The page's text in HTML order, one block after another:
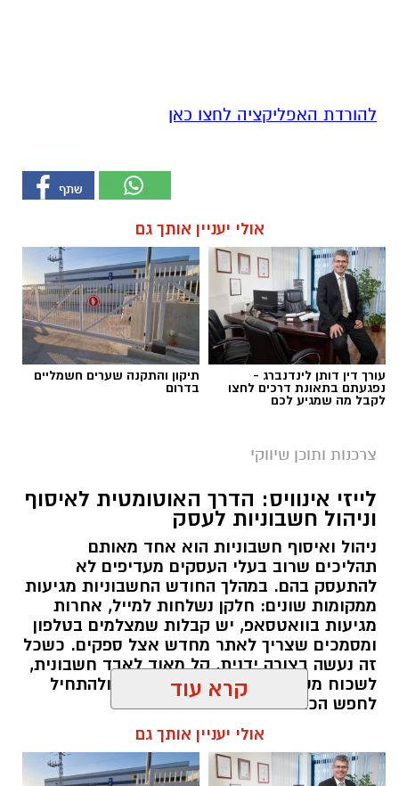
להורדת האפליקציה לחצו כאן
אולי יעניין אותך גם
עורך דין דותן לינדנברג -
נפגעתם בתאונת דרכים לחצו
לקבל מה שמגיע לכם
תיקון והתקנה שערים חשמליים
בדרום
צרכנות ותוכן שיווקי
לייזי אינוויס: הדרך האוטומטית לאיסוף
וניהול חשבוניות לעסק
ניהול ואיסוף חשבוניות הוא אחד מאותם
תהליכים שרוב בעלי העסקים מעדיפים לא
להתעסק בהם. במהלך החודש החשבוניות מגיעות
ממקומות שונים: חלקן נשלחות למייל, אחרות
מגיעות בוואטסאפ, יש קבלות שמצלמים בטלפון
ומסמכים שצריך לאתר מחדש אצל ספקים. כשכל
זה נעשה בצורה ידנית, קל מאוד לאבד חשבונית,
לשכוח מסמך או להגיע לסוף החודש ולהתחיל
לחפש הכול מחדש.
תוכן שיווקי / 11:41 10.08.26
קרא עוד
אולי יעניין אותך גם